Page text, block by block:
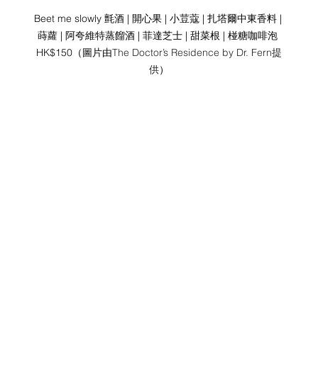
Beet me slowly 氈酒 | 開心果 | 小荳蔻 | 扎塔爾中東香料 |
蒔蘿 | 阿夸維特蒸餾酒 | 菲達芝士 | 甜菜根 | 椪糖咖啡泡
HK$150（圖片由The Doctor’s Residence by Dr. Fern提
供）